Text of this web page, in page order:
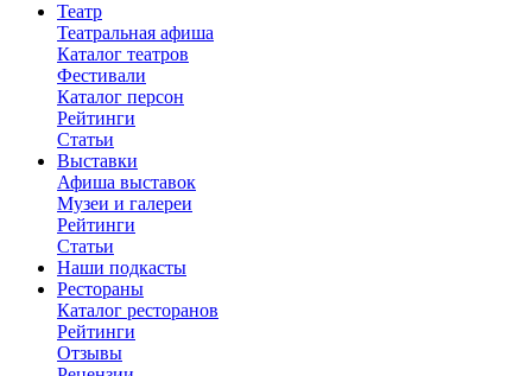
Театр
Театральная афиша
Каталог театров
Фестивали
Каталог персон
Рейтинги
Статьи
Выставки
Афиша выставок
Музеи и галереи
Рейтинги
Статьи
Наши подкасты
Рестораны
Каталог ресторанов
Рейтинги
Отзывы